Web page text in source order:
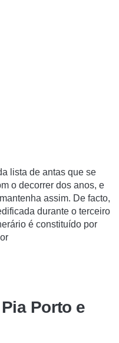
lista de antas que se
o decorrer dos anos, e
assim. De facto,
durante o terceiro
é constituído por
Porto e